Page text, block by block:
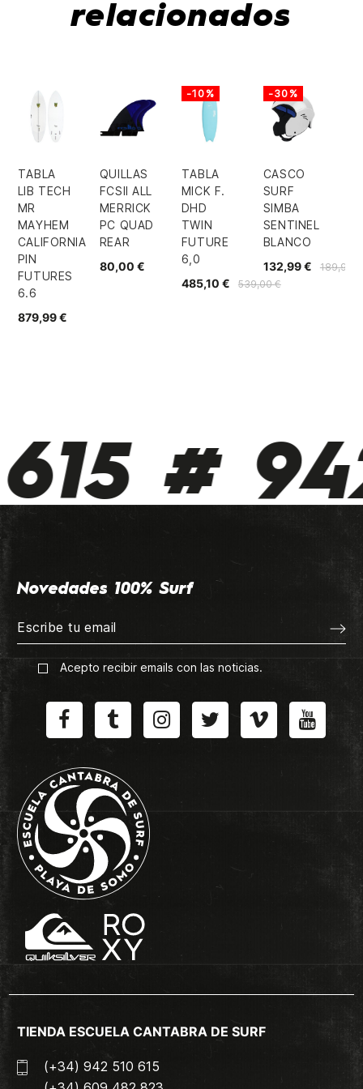
relacionados
TABLA
LIB TECH
MR
MAYHEM
CALIFORNIA
PIN
FUTURES
6.6
879,99 €
QUILLAS
FCSII ALL
MERRICK
PC QUAD
REAR
80,00 €
TABLA
MICK F.
DHD
TWIN
FUTURE
6,0
539,00 €
485,10 €
-10%
CASCO
SURF
SIMBA
SENTINEL
BLANCO
189,99 €
132,99 €
-30%
#
Novedades 100% Surf
Acepto recibir emails con las noticias.
TIENDA ESCUELA CANTABRA DE SURF
(+34) 942 510 615